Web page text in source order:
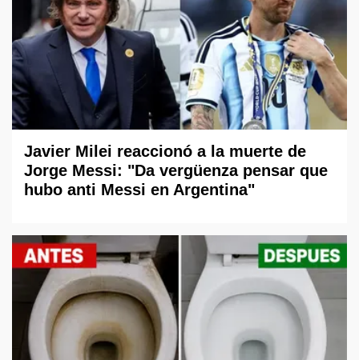
Javier Milei reaccionó a la muerte de
Jorge Messi: "Da vergüenza pensar que
hubo anti Messi en Argentina"